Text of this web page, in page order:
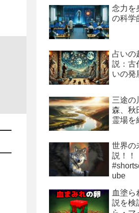
念力を
の科学
占いの
説：古
いの発
三途の
森、秋
霊場を
世界
説！！
ube
血塗ら
説を検